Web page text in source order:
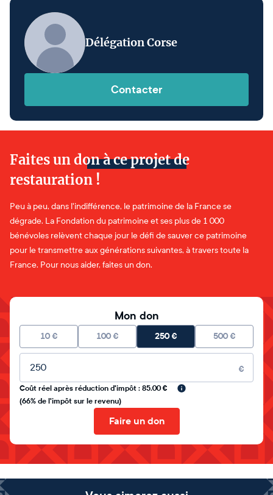
Délégation Corse
Contacter
Faites un don à ce projet de
restauration !
Peu à peu, dans l'indifférence, le patrimoine de la France se
dégrade. La Fondation du patrimoine et ses plus de 1 000
bénévoles relèvent chaque jour le défi de sauver ce patrimoine
pour le transmettre aux générations suivantes, à travers toute la
France. Pour nous aider, faites un don.
Mon don
10 € 100 € 250€ 500 €
Montant libre
€
Coût réel après réduction d'impôt : 85.00 €
(66% de l'impôt sur le revenu)
Faire un don